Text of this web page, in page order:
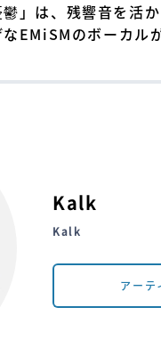
」は、残響音を活
EMiSMのボーカル
Kalk
Kalk
アーテ